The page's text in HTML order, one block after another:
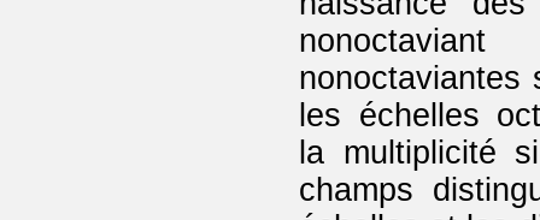
nonoctaviantes
les échelles
la multiplicité
champs